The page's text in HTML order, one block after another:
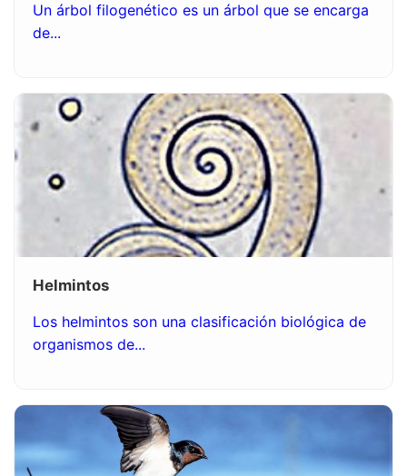
Un árbol filogenético es un árbol que se encarga
de...
Helmintos
Los helmintos son una clasificación biológica de
organismos de...